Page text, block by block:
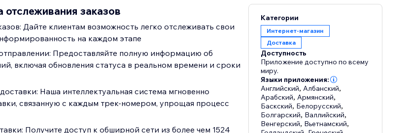
заказов
Дайте клиентам возможность легко отслеживать свои
на каждом этапе
Предоставляйте полную информацию об
включая обновления статуса в реальном времени и сроки
Наша интеллектуальная система мгновенно
связанную с каждым трек-номером, упрощая процесс
Получите доступ к обширной сети из более чем 1524
Категории
Интернет-магазин
Доставка
Доступность
Приложение доступно по всему
миру.
Языки приложения:
Английский, Албанский,
Арабский, Армянский,
Баскский, Белорусский,
Болгарский, Валлийский,
Венгерский, Вьетнамский,